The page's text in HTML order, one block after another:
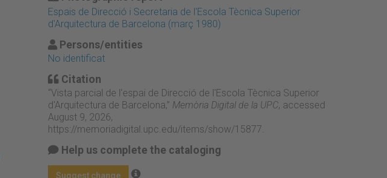
Espais de Direcció i Secretaria de l'Escola Tècnica Superior
d'Arquitectura de Barcelona (març 1980)
Persons/entities
No identificat
Citation
“Vista parcial de l'espai de Direcció de l'Escola Tècnica Superior
d'Arquitectura de Barcelona,” Memòria Digital de la UPC, accessed
August 9, 2026,
https://memoriadigital.upc.edu/items/show/15877
Help us complete the cataloging
Suggest change